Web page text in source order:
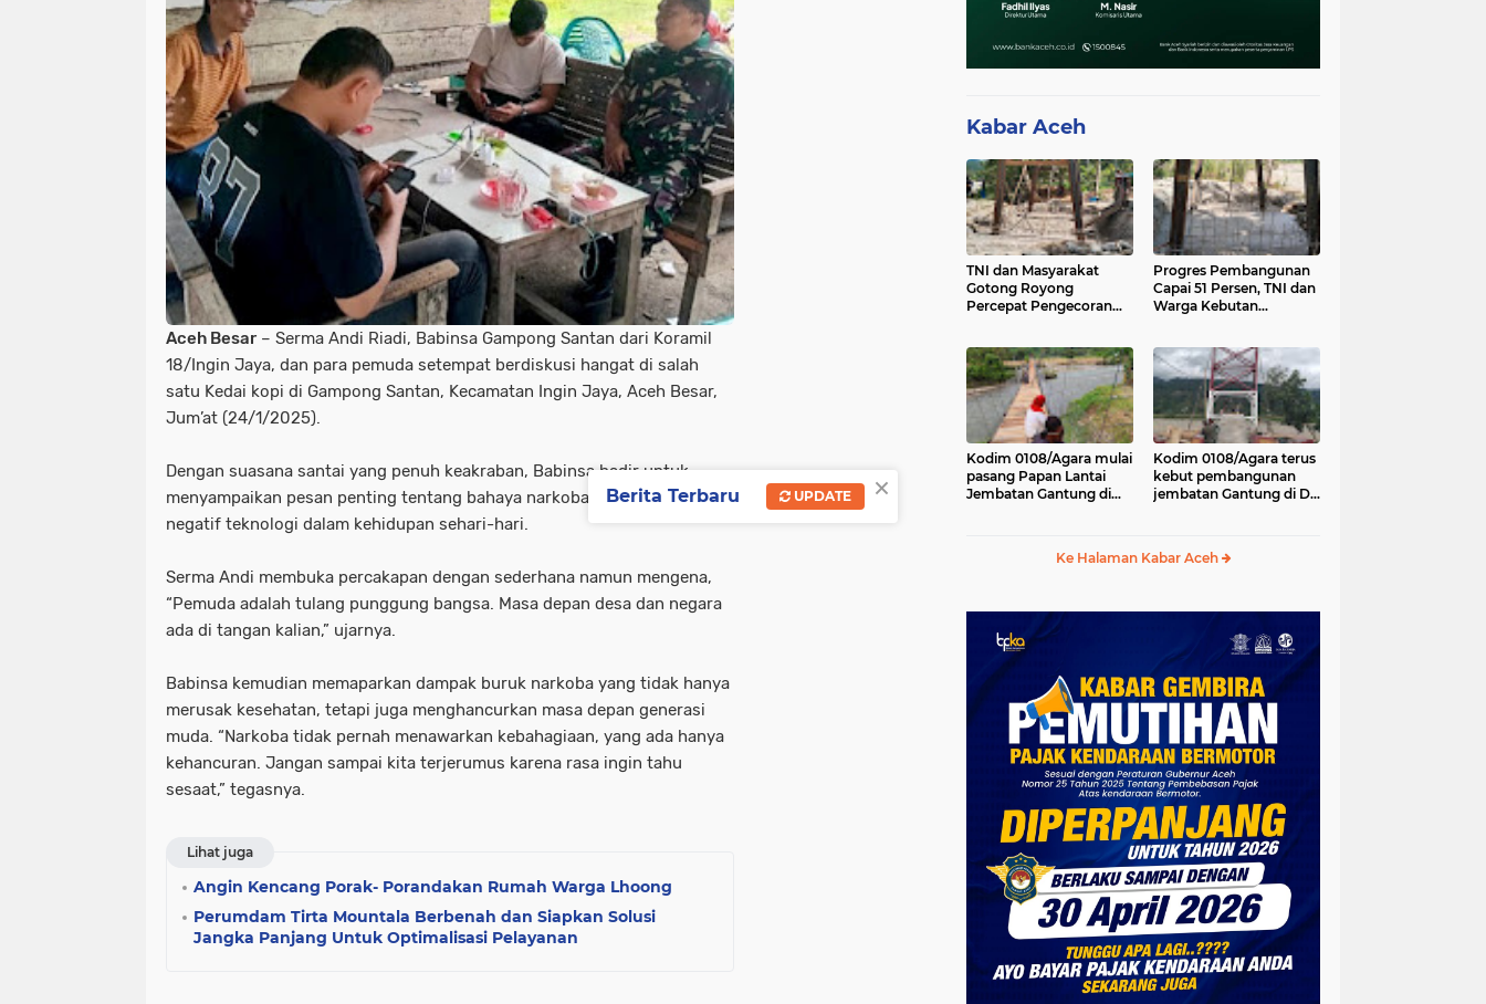
Aceh Besar – Serma Andi Riadi, Babinsa Gampong Santan dari Koramil
18/Ingin Jaya, dan para pemuda setempat berdiskusi hangat di salah
satu Kedai kopi di Gampong Santan, Kecamatan Ingin Jaya, Aceh Besar,
Jum’at (24/1/2025).
Dengan suasana santai yang penuh keakraban, Babinsa hadir untuk
menyampaikan pesan penting tentang bahaya narkoba dan pengaruh
negatif teknologi dalam kehidupan sehari-hari.
Serma Andi membuka percakapan dengan sederhana namun mengena,
“Pemuda adalah tulang punggung bangsa. Masa depan desa dan negara
ada di tangan kalian,” ujarnya.
Babinsa kemudian memaparkan dampak buruk narkoba yang tidak hanya
merusak kesehatan, tetapi juga menghancurkan masa depan generasi
muda. “Narkoba tidak pernah menawarkan kebahagiaan, yang ada hanya
kehancuran. Jangan sampai kita terjerumus karena rasa ingin tahu
sesaat,” tegasnya.
Lihat juga
Angin Kencang Porak- Porandakan Rumah Warga Lhoong
Perumdam Tirta Mountala Berbenah dan Siapkan Solusi
Jangka Panjang Untuk Optimalisasi Pelayanan
Kabar Aceh
TNI dan Masyarakat
Gotong Royong
Percepat Pengecoran
Aceh Tenggara
Progres Pembangunan
Capai 51 Persen, TNI dan
Warga Kebutan
Melur
Kodim 0108/Agara mulai
pasang Papan Lantai
Jembatan Gantung di
Kodim 0108/Agara terus
kebut pembangunan
jembatan Gantung di Ds.
Ke Halaman Kabar Aceh
×
Berita Terbaru UPDATE